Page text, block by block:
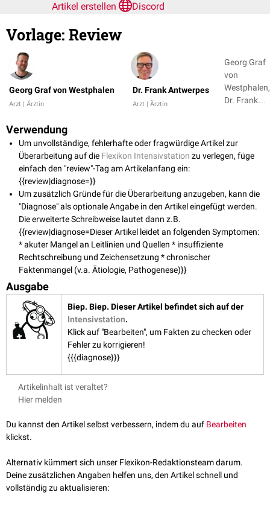
Artikel erstellen
Discord
Vorlage: Review
Georg Graf von Westphalen
Arzt | Ärztin
Dr. Frank Antwerpes
Arzt | Ärztin
Georg Graf
von
Westphalen,
Dr. Frank
Verwendung
Um unvollständige, fehlerhafte oder fragwürdige Artikel zur
Überarbeitung auf die Flexikon Intensivstation zu verlegen, füge
einfach den "review"-Tag am Artikelanfang ein:
{{review|diagnose=}}
Um zusätzlich Gründe für die Überarbeitung anzugeben, kann die
"Diagnose" als optionale Angabe in den Artikel eingefügt werden.
Die erweiterte Schreibweise lautet dann z.B.
{{review|diagnose=Dieser Artikel leidet an folgenden Symptomen:
* akuter Mangel an Leitlinien und Quellen * insuffiziente
Rechtschreibung und Zeichensetzung * chronischer
Faktenmangel (v.a. Ätiologie, Pathogenese)}}
Ausgabe
Biep. Biep. Dieser Artikel befindet sich auf der
Intensivstation.
Klick auf "Bearbeiten", um Fakten zu checken oder
Fehler zu korrigieren!
{{{diagnose}}}
Artikelinhalt ist veraltet?
Hier melden
Du kannst den Artikel selbst verbessern, indem du auf Bearbeiten
klickst.
Alternativ kümmert sich unser Flexikon-Redaktionsteam darum.
Deine zusätzlichen Angaben helfen uns, den Artikel schnell und
vollständig zu aktualisieren: